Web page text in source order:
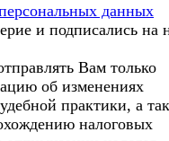
данных
и подписались на
Вам только
об изменениях
практики, а
налоговых